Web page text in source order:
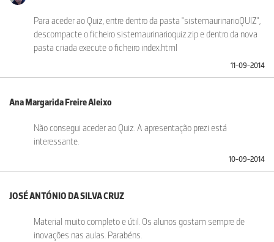
Para aceder ao Quiz, entre dentro da pasta "sistemaurinarioQUIZ",
descompacte o ficheiro sistemaurinarioquiz.zip e dentro da nova
pasta criada execute o ficheiro index.html
11-09-2014
Ana Margarida Freire Aleixo
Não consegui aceder ao Quiz. A apresentação prezi está
interessante.
10-09-2014
JOSÉ ANTÓNIO DA SILVA CRUZ
Material muito completo e útil. Os alunos gostam sempre de
inovações nas aulas. Parabéns.